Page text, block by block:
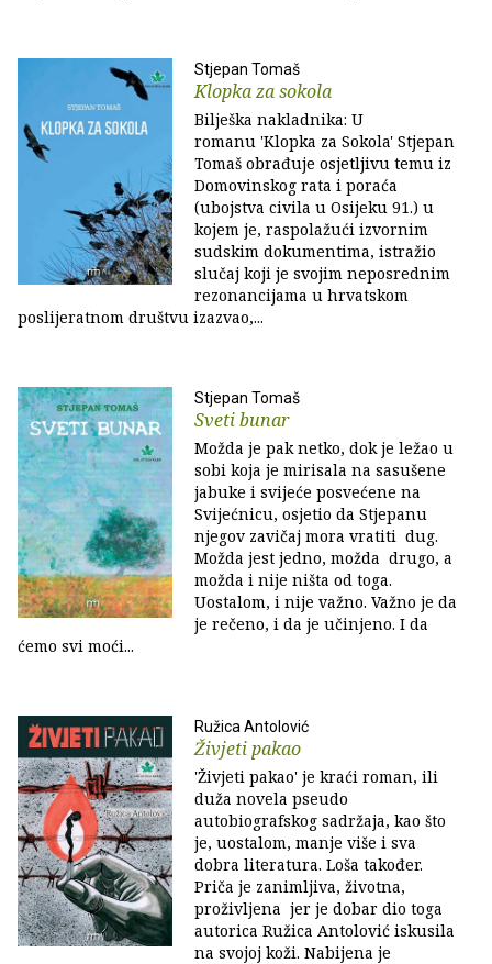
Stjepan Tomaš
Klopka za sokola
Bilješka nakladnika: U
romanu 'Klopka za Sokola' Stjepan
Tomaš obrađuje osjetljivu temu iz
Domovinskog rata i poraća
(ubojstva civila u Osijeku 91.) u
kojem je, raspolažući izvornim
sudskim dokumentima, istražio
slučaj koji je svojim neposrednim
rezonancijama u hrvatskom
poslijeratnom društvu izazvao,...
Stjepan Tomaš
Sveti bunar
Možda je pak netko, dok je ležao u
sobi koja je mirisala na sasušene
jabuke i svijeće posvećene na
Svijećnicu, osjetio da Stjepanu
njegov zavičaj mora vratiti dug.
Možda jest jedno, možda drugo, a
možda i nije ništa od toga.
Uostalom, i nije važno. Važno je da
je rečeno, i da je učinjeno. I da
ćemo svi moći...
Ružica Antolović
Živjeti pakao
'Živjeti pakao' je kraći roman, ili
duža novela pseudo
autobiografskog sadržaja, kao što
je, uostalom, manje više i sva
dobra literatura. Loša također.
Priča je zanimljiva, životna,
proživljena jer je dobar dio toga
autorica Ružica Antolović iskusila
na svojoj koži. Nabijena je